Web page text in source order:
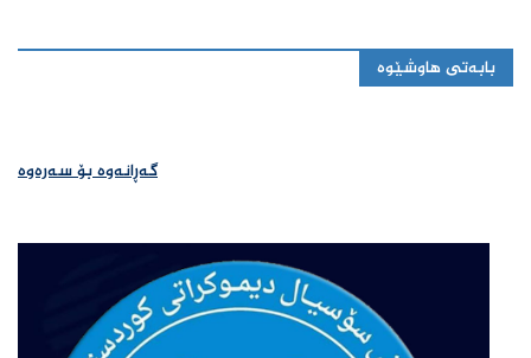
بابەتی هاوشێوە
گەڕانەوە بۆ سەرەوە